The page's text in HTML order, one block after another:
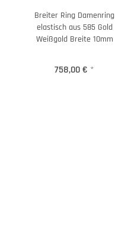
Breiter Ring Damenring
elastisch aus 585 Gold
Weißgold Breite 10mm
758,00 € *